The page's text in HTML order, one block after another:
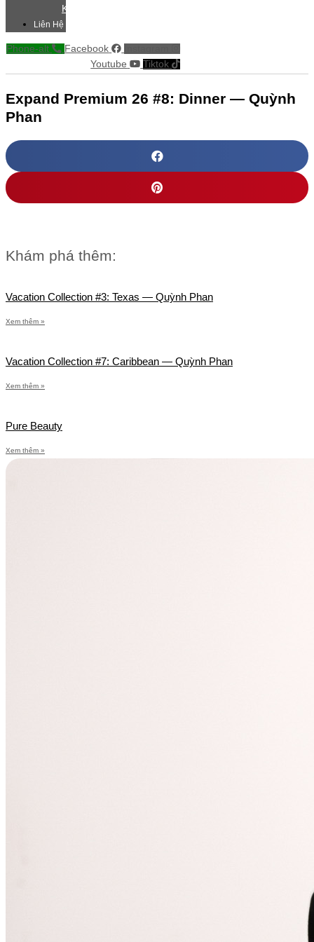
Khác
Liên Hệ
Phone-alt Facebook
Youtube
Tiktok
Expand Premium 26 #8: Dinner — Quỳnh
Phan
Khám phá thêm:
Vacation Collection #3: Texas — Quỳnh Phan
Xem thêm »
Vacation Collection #7: Caribbean — Quỳnh Phan
Xem thêm »
Pure Beauty
Xem thêm »